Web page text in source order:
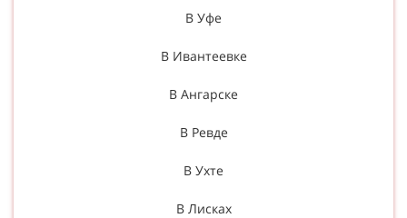
В Уфе
В Ивантеевке
В Ангарске
В Ревде
В Ухте
В Лисках